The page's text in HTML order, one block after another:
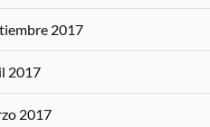
2017
2017
2017